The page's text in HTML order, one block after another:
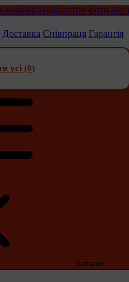
Публікуйте фото або
Доставка Співпраця Гарантія
Каталог
усі (0)